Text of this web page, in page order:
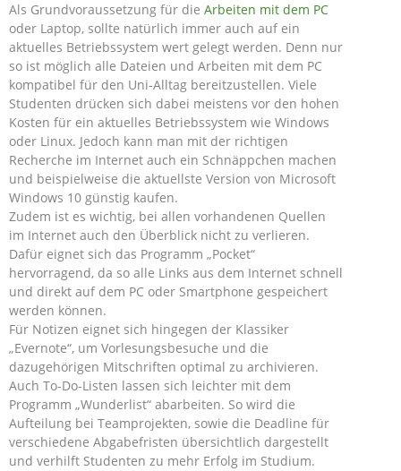
Als Grundvoraussetzung für die Arbeiten mit dem PC
oder Laptop, sollte natürlich immer auch auf ein
aktuelles Betriebssystem wert gelegt werden. Denn nur
so ist möglich alle Dateien und Arbeiten mit dem PC
kompatibel für den Uni-Alltag bereitzustellen. Viele
Studenten drücken sich dabei meistens vor den hohen
Kosten für ein aktuelles Betriebssystem wie Windows
oder Linux. Jedoch kann man mit der richtigen
Recherche im Internet auch ein Schnäppchen machen
und beispielweise die aktuellste Version von Microsoft
Windows 10 günstig kaufen.
Zudem ist es wichtig, bei allen vorhandenen Quellen
im Internet auch den Überblick nicht zu verlieren.
Dafür eignet sich das Programm „Pocket“
hervorragend, da so alle Links aus dem Internet schnell
und direkt auf dem PC oder Smartphone gespeichert
werden können.
Für Notizen eignet sich hingegen der Klassiker
„Evernote“, um Vorlesungsbesuche und die
dazugehörigen Mitschriften optimal zu archivieren.
Auch To-Do-Listen lassen sich leichter mit dem
Programm „Wunderlist“ abarbeiten. So wird die
Aufteilung bei Teamprojekten, sowie die Deadline für
verschiedene Abgabefristen übersichtlich dargestellt
und verhilft Studenten zu mehr Erfolg im Studium.